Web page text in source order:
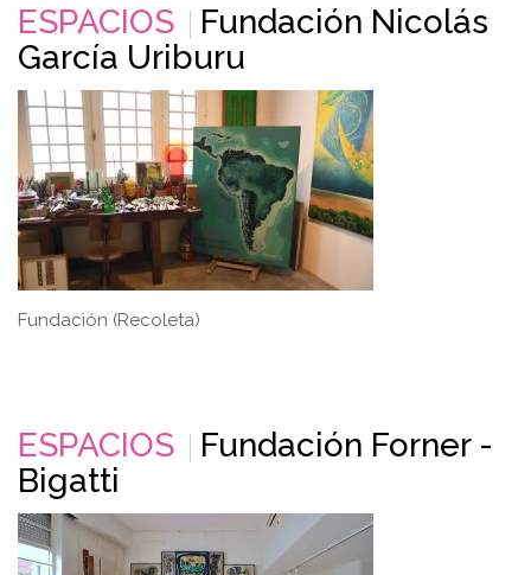
ESPACIOS
Fundación Nicolás
García Uriburu
Fundación (Recoleta)
ESPACIOS
Fundación Forner -
Bigatti